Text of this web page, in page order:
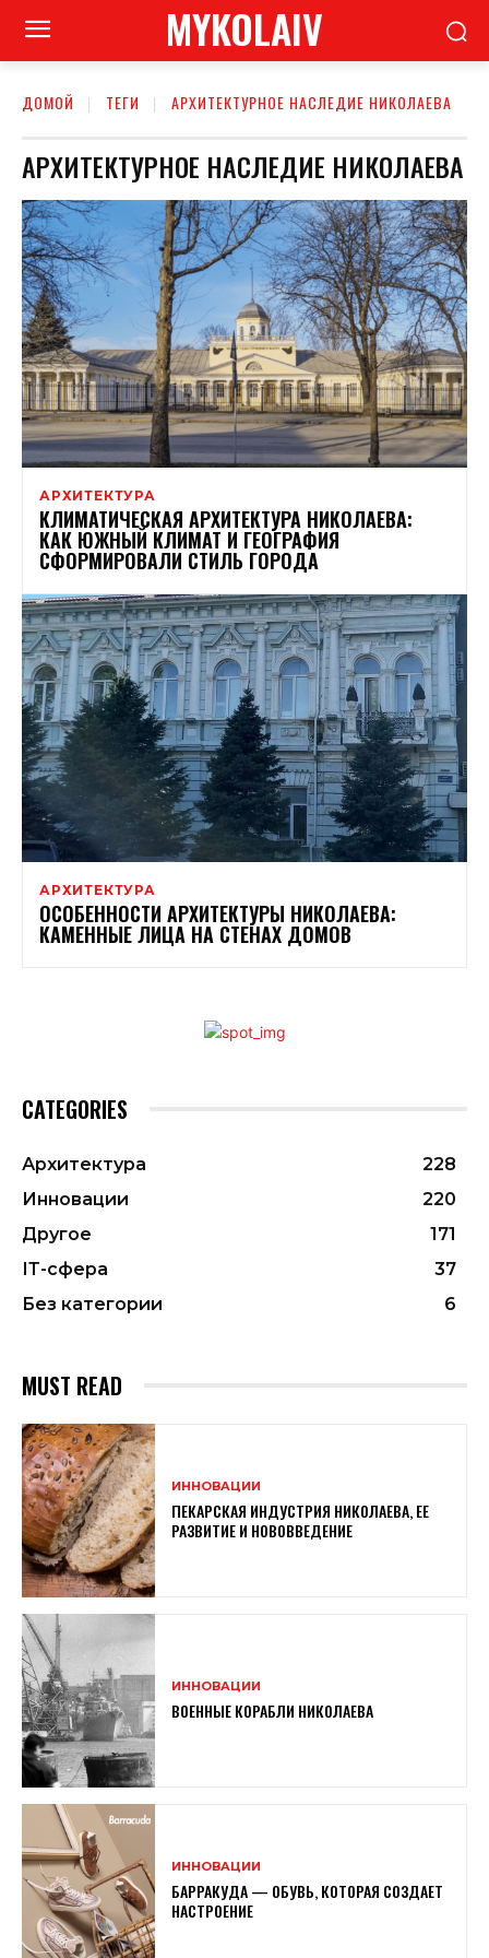
MYKOLAIV
ДОМОЙ ТЕГИ АРХИТЕКТУРНОЕ НАСЛЕДИЕ НИКОЛАЕВА
АРХИТЕКТУРНОЕ НАСЛЕДИЕ НИКОЛАЕВА
АРХИТЕКТУРА
КЛИМАТИЧЕСКАЯ АРХИТЕКТУРА НИКОЛАЕВА:
КАК ЮЖНЫЙ КЛИМАТ И ГЕОГРАФИЯ
СФОРМИРОВАЛИ СТИЛЬ ГОРОДА
АРХИТЕКТУРА
ОСОБЕННОСТИ АРХИТЕКТУРЫ НИКОЛАЕВА:
КАМЕННЫЕ ЛИЦА НА СТЕНАХ ДОМОВ
CATEGORIES
Архитектура
228
Инновации
220
Другое
171
ІТ-сфера
37
Без категории
6
MUST READ
ИННОВАЦИИ
ПЕКАРСКАЯ ИНДУСТРИЯ НИКОЛАЕВА, ЕЕ
РАЗВИТИЕ И НОВОВВЕДЕНИЕ
ИННОВАЦИИ
ВОЕННЫЕ КОРАБЛИ НИКОЛАЕВА
ИННОВАЦИИ
БАРРАКУДА — ОБУВЬ, КОТОРАЯ СОЗДАЕТ
НАСТРОЕНИЕ